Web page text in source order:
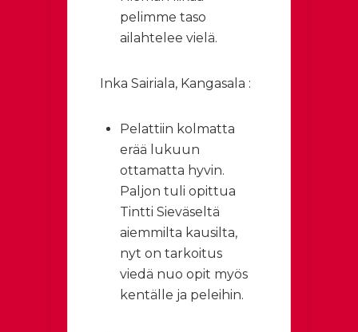
pelimme taso
ailahtelee vielä.
Inka Sairiala, Kangasala :
Pelattiin kolmatta
erää lukuun
ottamatta hyvin.
Paljon tuli opittua
Tintti Sieväseltä
aiemmilta kausilta,
nyt on tarkoitus
viedä nuo opit myös
kentälle ja peleihin.